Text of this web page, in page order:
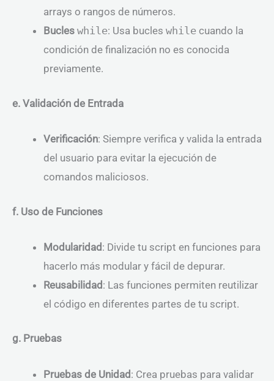
arrays o rangos de números.
Bucles while: Usa bucles while cuando la
condición de finalización no es conocida
previamente.
e. Validación de Entrada
Verificación: Siempre verifica y valida la entrada
del usuario para evitar la ejecución de
comandos maliciosos.
f. Uso de Funciones
Modularidad: Divide tu script en funciones para
hacerlo más modular y fácil de depurar.
Reusabilidad: Las funciones permiten reutilizar
el código en diferentes partes de tu script.
g. Pruebas
Pruebas de Unidad: Crea pruebas para validar